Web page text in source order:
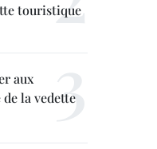
touristique
aux
la vedette